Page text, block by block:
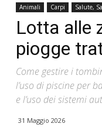
Animali Carpi Salute,
Lotta alle
piogge
Come gestire i
l’uso di piscine per
e l’uso dei sistemi
31 Maggio 2026